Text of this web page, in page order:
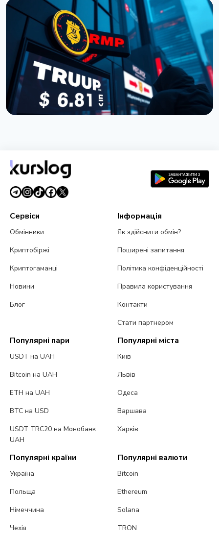
Cardano передає розробку ключових
компонентів зовнішнім командам
19 липня 2026 р.3 хв читання
5 липня 2026 р.5 хв читання
Сервіси
Обмінники
Криптобіржі
Криптогаманці
Новини
Блог
Інформація
Як здійснити обмін?
Поширені запитання
Політика конфіденційності
Правила користування
Контакти
Стати партнером
Популярні пари
USDT на UAH
Bitcoin на UAH
ETH на UAH
BTC на USD
USDT TRC20 на Монобанк
UAH
Популярні міста
Київ
Львів
Одеса
Варшава
Харків
Популярні країни
Україна
Польща
Німеччина
Чехія
Популярні валюти
Bitcoin
Ethereum
Solana
TRON